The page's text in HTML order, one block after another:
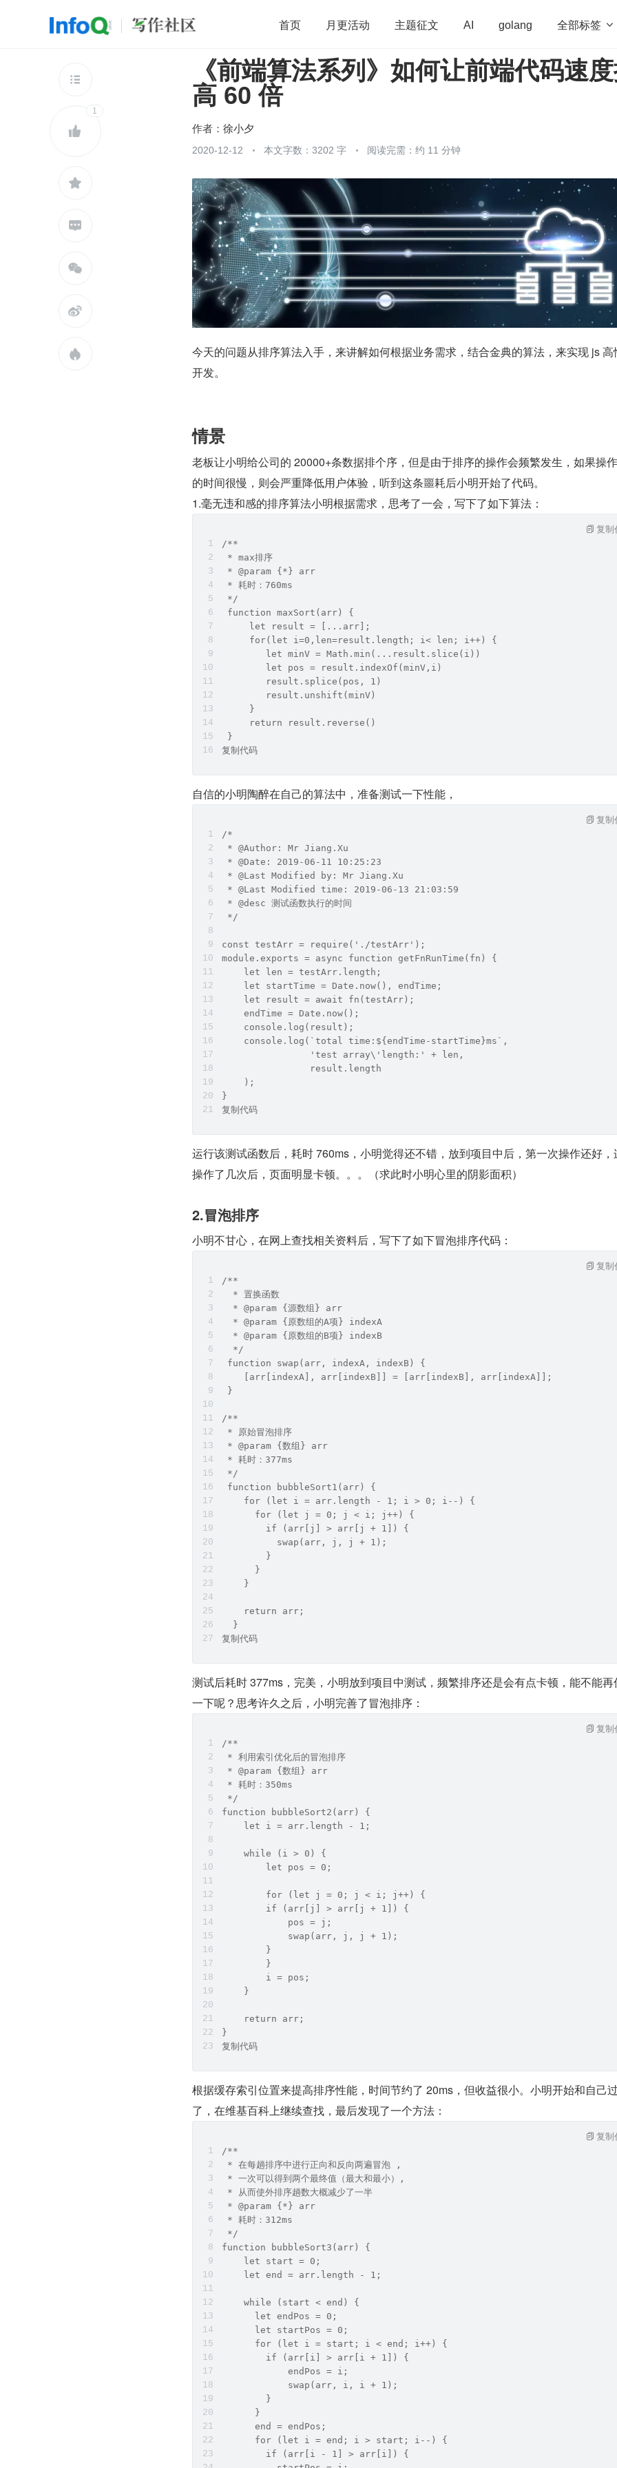
首页 月更活动 主题征文 AI golang 全部标签 
开源 架构 OpenHarmony 算法 学习方法 Web3.0 高
团队管理
查看更多


1





《前端算法系列》如何让前端代码速
高 60 倍
作者： 徐小夕
2020-12-12 本文字数：3202 字 阅读完需：约 11 分钟
今天的问题从排序算法入手，来讲解如何根据业务需求，结合金典的算法，来实现 js 高
开发。
情景
老板让小明给公司的 20000+条数据排个序，但是由于排序的操作会频繁发生，如果操
的时间很慢，则会严重降低用户体验，听到这条噩耗后小明开始了代码。
1.毫无违和感的排序算法小明根据需求，思考了一会，写下了如下算法：
/**
* max排序
* @param {*} arr
* 耗时：760ms
*/
function maxSort(arr) {
     let result = [...arr];
     for(let i=0,len=result.length; i< len; i++) {
        let minV = Math.min(...result.slice(i))
        let pos = result.indexOf(minV,i)
        result.splice(pos, 1)
        result.unshift(minV)
     }
     return result.reverse()
}
复制代码
复制
自信的小明陶醉在自己的算法中，准备测试一下性能，
/*
* @Author: Mr Jiang.Xu
* @Date: 2019-06-11 10:25:23
* @Last Modified by: Mr Jiang.Xu
* @Last Modified time: 2019-06-13 21:03:59
* @desc 测试函数执行的时间
*/
const testArr = require('./testArr');
module.exports = async function getFnRunTime(fn) {
    let len = testArr.length;
    let startTime = Date.now(), endTime;
    let result = await fn(testArr);
    endTime = Date.now();
    console.log(result);
    console.log(`total time:${endTime-startTime}ms`,
                'test array\'length:' + len,
                result.length
    );
}
复制代码
复制
运行该测试函数后，耗时 760ms，小明觉得还不错，放到项目中后，第一次操作还好，
操作了几次后，页面明显卡顿。。。（求此时小明心里的阴影面积）
2.冒泡排序
小明不甘心，在网上查找相关资料后，写下了如下冒泡排序代码：
/**
  * 置换函数
  * @param {源数组} arr
  * @param {原数组的A项} indexA
  * @param {原数组的B项} indexB
  */
function swap(arr, indexA, indexB) {
    [arr[indexA], arr[indexB]] = [arr[indexB], arr[indexA]];
}
/**
* 原始冒泡排序
* @param {数组} arr
* 耗时：377ms
*/
function bubbleSort1(arr) {
    for (let i = arr.length - 1; i > 0; i--) {
      for (let j = 0; j < i; j++) {
        if (arr[j] > arr[j + 1]) {
          swap(arr, j, j + 1);
        }
      }
    }
    return arr;
  }
复制代码
复制
测试后耗时 377ms，完美，小明放到项目中测试，频繁排序还是会有点卡顿，能不能再
一下呢？思考许久之后，小明完善了冒泡排序：
/**
* 利用索引优化后的冒泡排序
* @param {数组} arr
* 耗时：350ms
*/
function bubbleSort2(arr) {
    let i = arr.length - 1;
    while (i > 0) {
        let pos = 0;
        for (let j = 0; j < i; j++) {
        if (arr[j] > arr[j + 1]) {
            pos = j;
            swap(arr, j, j + 1);
        }
        }
        i = pos;
    }
    return arr;
}
复制代码
复制
根据缓存索引位置来提高排序性能，时间节约了 20ms，但收益很小。小明开始和自己
了，在维基百科上继续查找，最后发现了一个方法：
/**
* 在每趟排序中进行正向和反向两遍冒泡 ,
* 一次可以得到两个最终值（最大和最小）,
* 从而使外排序趟数大概减少了一半
* @param {*} arr
* 耗时：312ms
*/
function bubbleSort3(arr) {
    let start = 0;
    let end = arr.length - 1;
    while (start < end) {
      let endPos = 0;
      let startPos = 0;
      for (let i = start; i < end; i++) {
        if (arr[i] > arr[i + 1]) {
            endPos = i;
            swap(arr, i, i + 1);
        }
      }
      end = endPos;
      for (let i = end; i > start; i--) {
        if (arr[i - 1] > arr[i]) {
复制